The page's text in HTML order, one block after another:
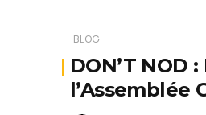
BLOG
DON’T
l’Assemblée